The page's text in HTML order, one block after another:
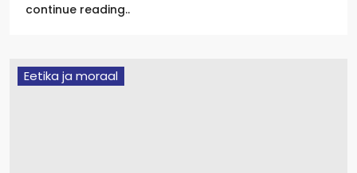
continue reading..
Eetika ja moraal